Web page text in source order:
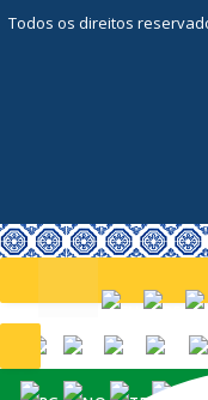
Todos os direitos